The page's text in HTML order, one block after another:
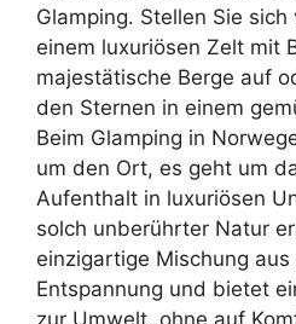
Glamping. Stellen Sie sich
einem luxuriösen Zelt mit
majestätische Berge auf
den Sternen in einem
Beim Glamping in
um den Ort, es geht um
Aufenthalt in luxuriösen
solch unberührter Natur
einzigartige Mischung
Entspannung und bietet
zur Umwelt, ohne auf